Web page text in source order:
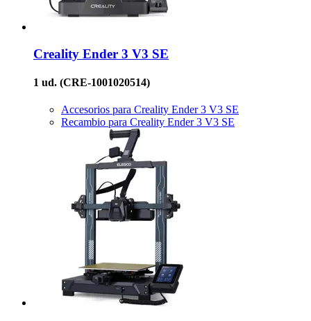
Creality Ender 3 V3 SE
1 ud. (CRE-1001020514)
Accesorios para Creality Ender 3 V3 SE
Recambio para Creality Ender 3 V3 SE